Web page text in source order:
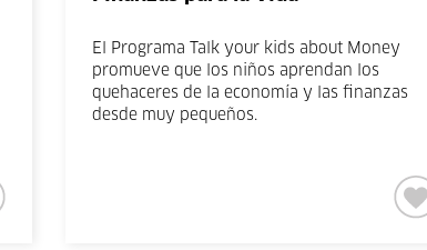
El Programa Talk your kids about Money
promueve que los niños aprendan los
quehaceres de la economía y las finanzas
desde muy pequeños.